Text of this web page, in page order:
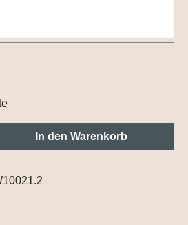
Gib den gewünschten
In den Warenkorb